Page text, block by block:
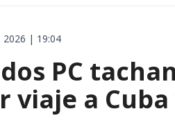
2026 | 19:04
PC
viaje a